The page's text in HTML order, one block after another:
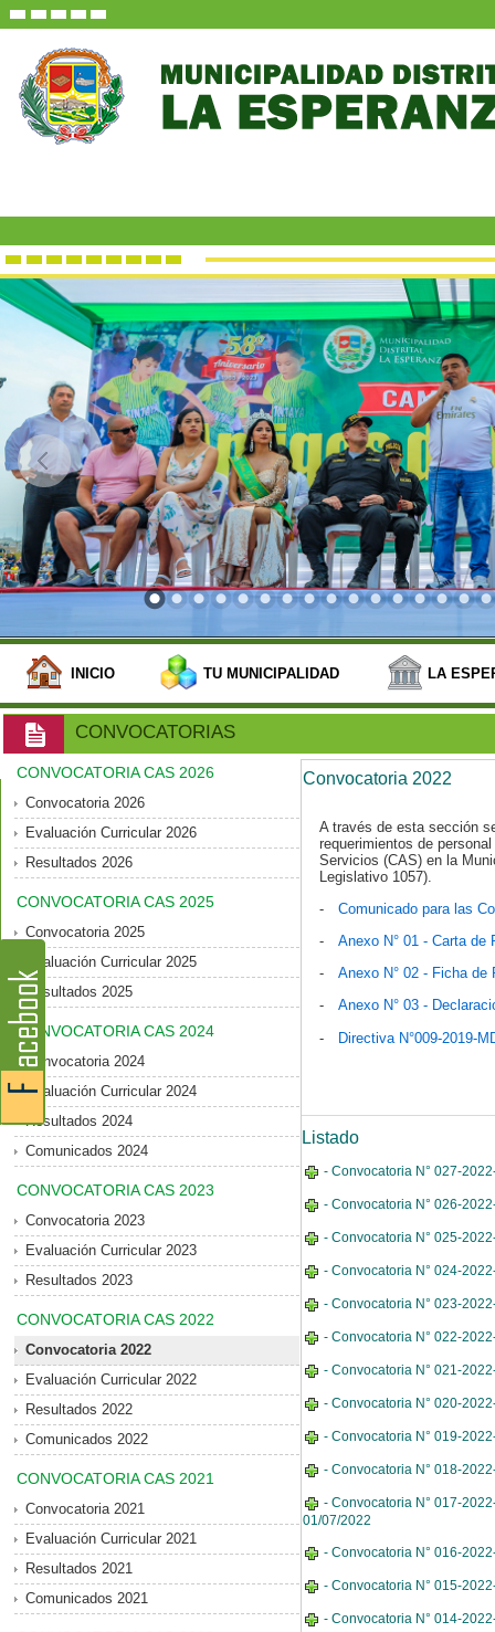
INICIO TU MUNICIPALIDAD LA
CONVOCATORIAS
CONVOCATORIA CAS 2026
Convocatoria 2026
Evaluación Curricular 2026
Resultados 2026
CONVOCATORIA CAS 2025
Convocatoria 2025
Evaluación Curricular 2025
Resultados 2025
CONVOCATORIA CAS 2024
Convocatoria 2024
Evaluación Curricular 2024
Resultados 2024
Comunicados 2024
CONVOCATORIA CAS 2023
Convocatoria 2023
Evaluación Curricular 2023
Resultados 2023
CONVOCATORIA CAS 2022
Convocatoria 2022
Evaluación Curricular 2022
Resultados 2022
Comunicados 2022
CONVOCATORIA CAS 2021
Convocatoria 2021
Evaluación Curricular 2021
Resultados 2021
Comunicados 2021
Convocatoria 2022
A través de esta sección
requerimientos de
Servicios (CAS) en la
Legislativo 1057).
-
Comunicado para las
-
Anexo N° 01 - Carta de
-
Anexo N° 02 - Ficha de
-
Anexo N° 03 -
-
Directiva N°009-2019-
Listado
- Convocatoria N° 027-
- Convocatoria N° 026-
- Convocatoria N° 025-
- Convocatoria N° 024-
- Convocatoria N° 023-
- Convocatoria N° 022-
- Convocatoria N° 021-
- Convocatoria N° 020-
- Convocatoria N° 019-
- Convocatoria N° 018-
- Convocatoria N° 017-
01/07/2022
- Convocatoria N° 016-
- Convocatoria N° 015-
- Convocatoria N° 014-